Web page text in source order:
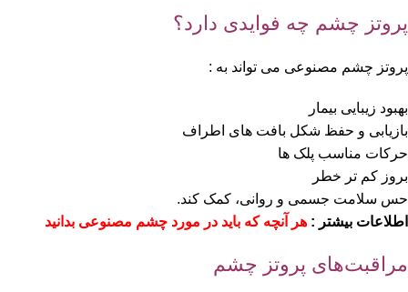
پروتز چشم چه فوایدی دارد؟
پروتز چشم مصنوعی می تواند به :
بهبود زیبایی بیمار
بازیابی و حفظ شکل بافت های اطراف
حرکات مناسب پلک ها
بروز کم تر خطر
حس سلامت جسمی و روانی، کمک کند.
اطلاعات بیشتر : هر آنچه که باید در مورد چشم مصنوعی بدانید
مراقبت‌های پروتز چشم